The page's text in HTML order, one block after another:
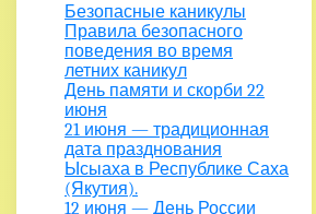
Безопасные каникулы
Правила безопасного
поведения во время
летних каникул
День памяти и скорби 22
июня
21 июня — традиционная
дата празднования
Ысыаха в Республике Саха
(Якутия).
12 июня — День России